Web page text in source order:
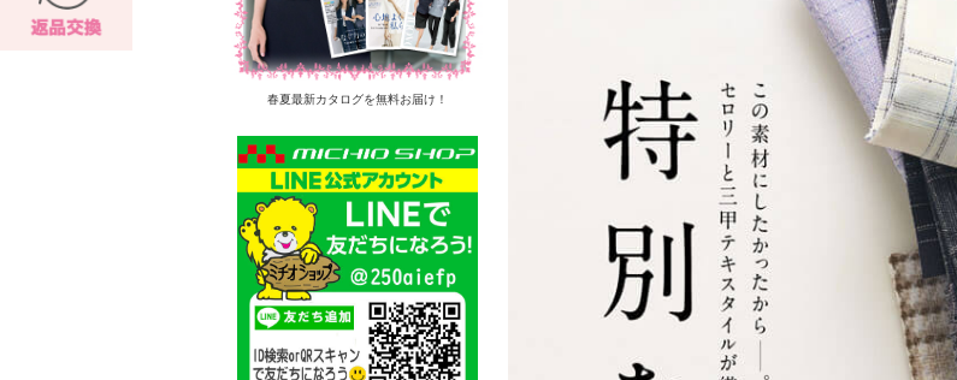
春夏最新カタログを無料お届け！